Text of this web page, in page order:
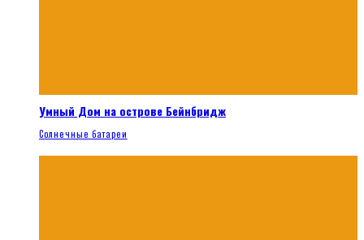
Умный Дом на острове Бейнбридж
Солнечные батареи